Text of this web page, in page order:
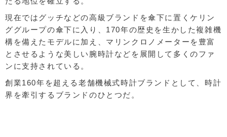
現在ではグッチなどの高級ブランドを傘下に置くケリン
ググループの傘下に入り、170年の歴史を生かした複雑機
構を備えたモデルに加え、マリンクロノメーターを豊富
とさせるような美しい腕時計などを展開して多くのファ
ンに支持されている。
創業160年を超える老舗機械式時計ブランドとして、時計
界を牽引するブランドのひとつだ。